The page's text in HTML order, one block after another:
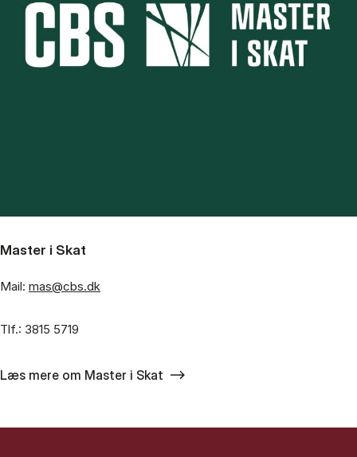
Master i Skat
Mail: mas@cbs.dk
Tlf.: 3815 5719
Læs mere om Master i Skat